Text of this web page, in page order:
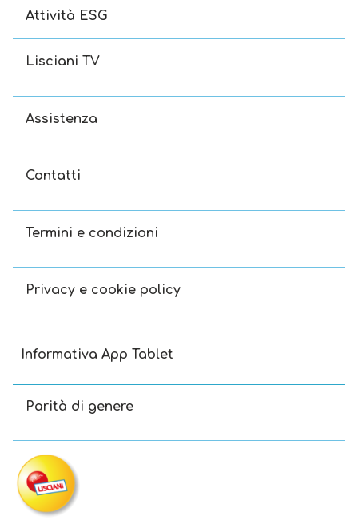
Attività ESG
Lisciani TV
Assistenza
Contatti
Termini e condizioni
Privacy e cookie policy
Informativa App Tablet
Parità di genere